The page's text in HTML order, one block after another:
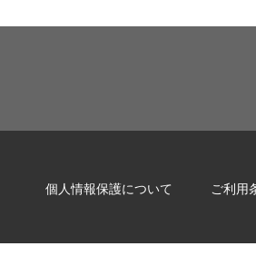
個人情報保護について ご利用